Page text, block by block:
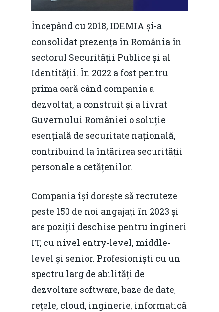
Începând cu 2018, IDEMIA și-a
consolidat prezența în România în
sectorul Securității Publice și al
Identității. În 2022 a fost pentru
prima oară când compania a
dezvoltat, a construit și a livrat
Guvernului României o soluție
esențială de securitate națională,
contribuind la întărirea securității
personale a cetățenilor.
Compania își dorește să recruteze
peste 150 de noi angajați în 2023 și
are poziții deschise pentru ingineri
IT, cu nivel entry-level, middle-
level și senior. Profesioniști cu un
spectru larg de abilități de
dezvoltare software, baze de date,
rețele, cloud, inginerie, informatică